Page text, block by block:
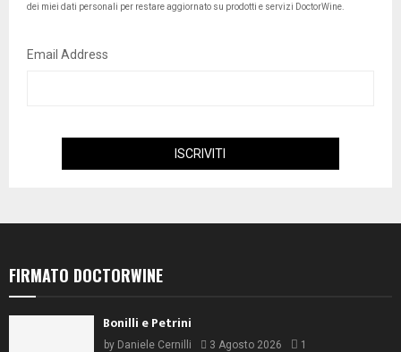
dei miei dati personali per restare aggiornato su prodotti e servizi DoctorWine.
Email Address
FIRMATO DOCTORWINE
Bonilli e Petrini
by Daniele Cernilli 3 Agosto 2026 1